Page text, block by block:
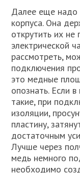
Далее еще надо
корпуса. Она
открутить их
электрической
рассмотреть,
подключения
это медные
опознать. Если
такие, при
изоляции,
пластину,
достаточным
Лучше через
медь немного
необходимо